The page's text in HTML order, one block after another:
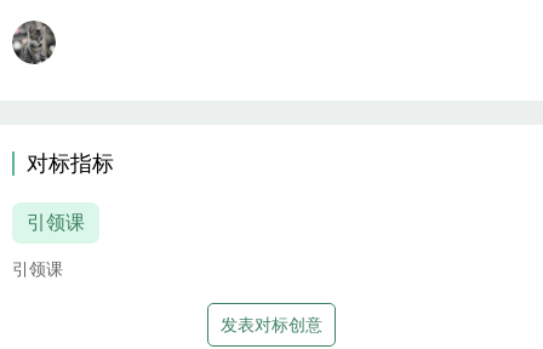
对标指标
引领课
引领课
发表对标创意